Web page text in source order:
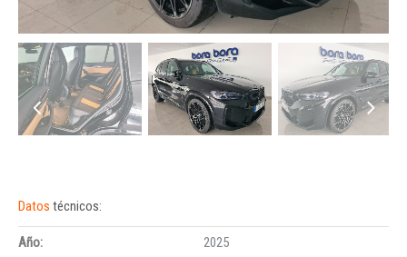
Datos técnicos:
Año:
2025